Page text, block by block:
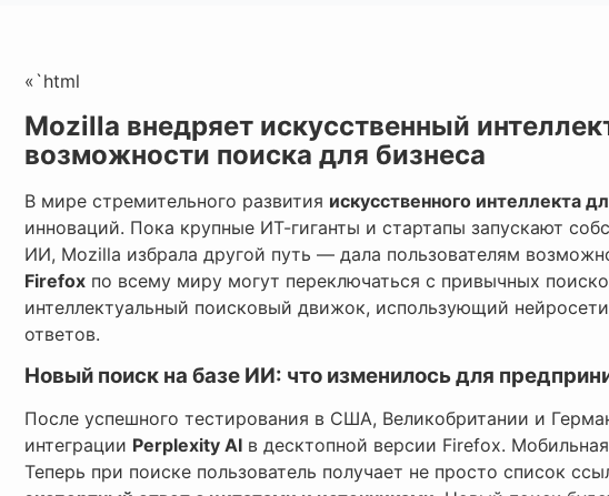
«`html
Mozilla внедряет искусственный
возможности поиска для бизнеса
В мире стремительного развития искусственного интеллекта
инноваций. Пока крупные ИТ-гиганты и стартапы запускают
ИИ, Mozilla избрала другой путь — дала пользователям
Firefox по всему миру могут переключаться с привычных
интеллектуальный поисковый движок, использующий
ответов.
Новый поиск на базе ИИ: что изменилось для
После успешного тестирования в США, Великобритании и
интеграции Perplexity AI в десктопной версии Firefox.
Теперь при поиске пользователь получает не просто список